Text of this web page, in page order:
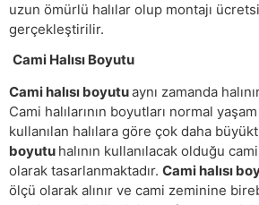
uzun ömürlü halılar olup montajı
gerçekleştirilir.
Cami Halısı Boyutu
Cami halısı boyutuaynı zamanda
Cami halılarının boyutları normal
kullanılan halılara göre çok daha
boyutu halının kullanılacak olduğu
olarak tasarlanmaktadır. Cami halısı
ölçü olarak alınır ve cami zeminine